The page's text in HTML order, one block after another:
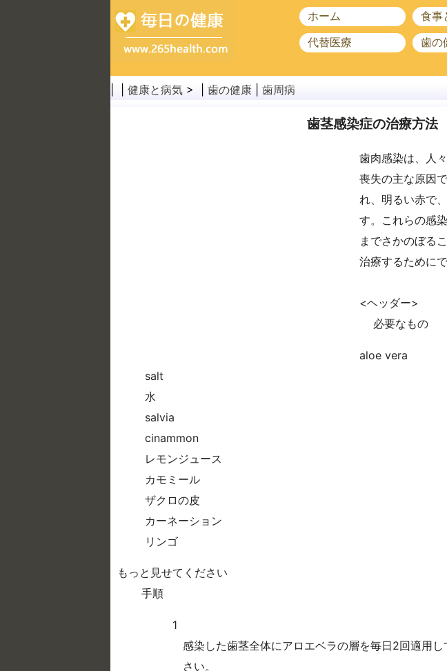
ホーム 食事
代替医療
歯の
健康と病気 > | 歯の健康 歯周病
歯茎感染症の治療方法
歯肉感染は、人
喪失の主な原因
れ、明るい赤で
す。これらの感
までさかのぼる
治療するために
<ヘッダー>
必要なもの
aloe vera
salt
水
salvia
cinammon
レモンジュース
カモミール
ザクロの皮
カーネーション
リンゴ
もっと見せてください
手順
1
感染した歯茎全体にアロエベラの層を毎日2回適用
さい。